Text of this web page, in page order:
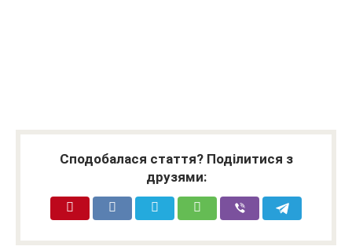
Сподобалася стаття? Поділитися з
друзями: